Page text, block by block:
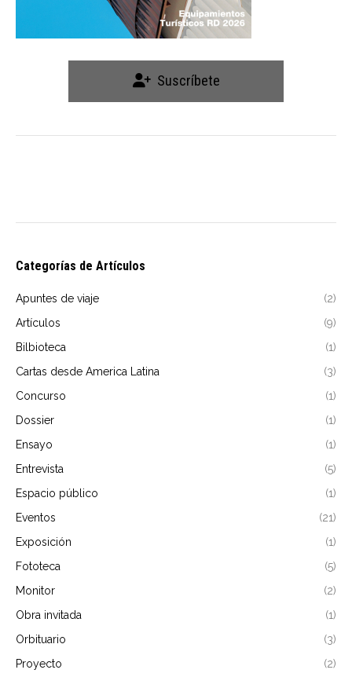
Suscríbete
Categorías de Artículos
Apuntes de viaje
(2)
Artículos
(9)
Bilbioteca
(1)
Cartas desde America Latina
(3)
Concurso
(1)
Dossier
(1)
Ensayo
(1)
Entrevista
(5)
Espacio público
(1)
Eventos
(21)
Exposición
(1)
Fototeca
(5)
Monitor
(2)
Obra invitada
(1)
Orbituario
(3)
Proyecto
(2)